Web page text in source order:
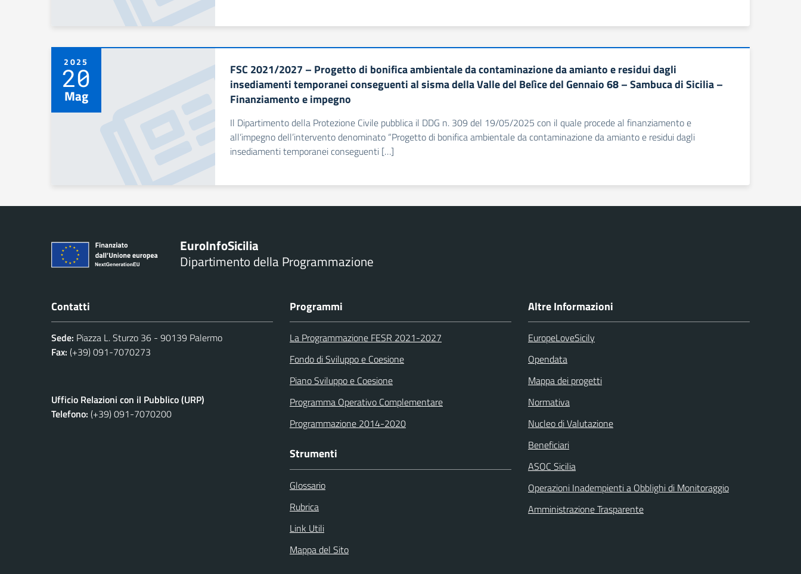
2025
20
Mag
FSC 2021/2027 – Progetto di bonifica ambientale da contaminazione da amianto e residui dagli
insediamenti temporanei conseguenti al sisma della Valle del Belìce del Gennaio 68 – Sambuca di Sicilia –
Finanziamento e impegno
Il Dipartimento della Protezione Civile pubblica il DDG n. 309 del 19/05/2025 con il quale procede al finanziamento e
all‘impegno dell’intervento denominato “Progetto di bonifica ambientale da contaminazione da amianto e residui dagli
insediamenti temporanei conseguenti […]
EuroInfoSicilia
Dipartimento della Programmazione
Contatti
Sede: Piazza L. Sturzo 36 - 90139 Palermo
Fax: (+39) 091-7070273
Ufficio Relazioni con il Pubblico (URP)
Telefono: (+39) 091-7070200
Programmi
La Programmazione FESR 2021-2027
Fondo di Sviluppo e Coesione
Piano Sviluppo e Coesione
Programma Operativo Complementare
Programmazione 2014-2020
Strumenti
Glossario
Rubrica
Link Utili
Mappa del Sito
Altre Informazioni
EuropeLoveSicily
Opendata
Mappa dei progetti
Normativa
Nucleo di Valutazione
Beneficiari
ASOC Sicilia
Operazioni Inadempienti a Obblighi di Monitoraggio
Amministrazione Trasparente